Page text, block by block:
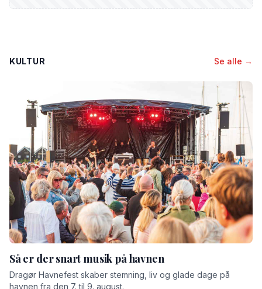
KULTUR Se alle →
Så er der snart musik på havnen
Dragør Havnefest skaber stemning, liv og glade dage på
havnen fra den 7. til 9. august.